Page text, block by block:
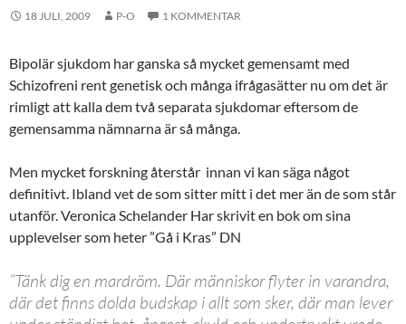
18 JULI, 2009 P-O 1 KOMMENTAR
Bipolär sjukdom har ganska så mycket gemensamt med
Schizofreni rent genetisk och många ifrågasätter nu om det är
rimligt att kalla dem två separata sjukdomar eftersom de
gemensamma nämnarna är så många.
Men mycket forskning återstår innan vi kan säga något
definitivt. Ibland vet de som sitter mitt i det mer än de som står
utanför. Veronica Schelander Har skrivit en bok om sina
upplevelser som heter ”Gå i Kras” DN
”Tänk dig en mardröm. Där människor flyter in varandra,
där det finns dolda budskap i allt som sker, där man lever